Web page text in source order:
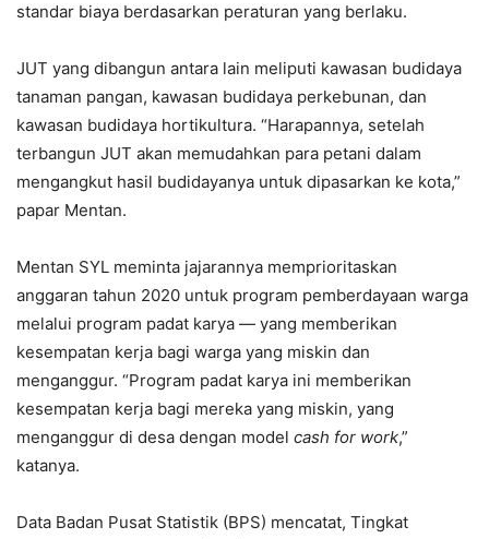
standar biaya berdasarkan peraturan yang berlaku.
JUT yang dibangun antara lain meliputi kawasan budidaya
tanaman pangan, kawasan budidaya perkebunan, dan
kawasan budidaya hortikultura. “Harapannya, setelah
terbangun JUT akan memudahkan para petani dalam
mengangkut hasil budidayanya untuk dipasarkan ke kota,”
papar Mentan.
Mentan SYL meminta jajarannya memprioritaskan
anggaran tahun 2020 untuk program pemberdayaan warga
melalui program padat karya — yang memberikan
kesempatan kerja bagi warga yang miskin dan
menganggur. “Program padat karya ini memberikan
kesempatan kerja bagi mereka yang miskin, yang
menganggur di desa dengan model cash for work,”
katanya.
Data Badan Pusat Statistik (BPS) mencatat, Tingkat